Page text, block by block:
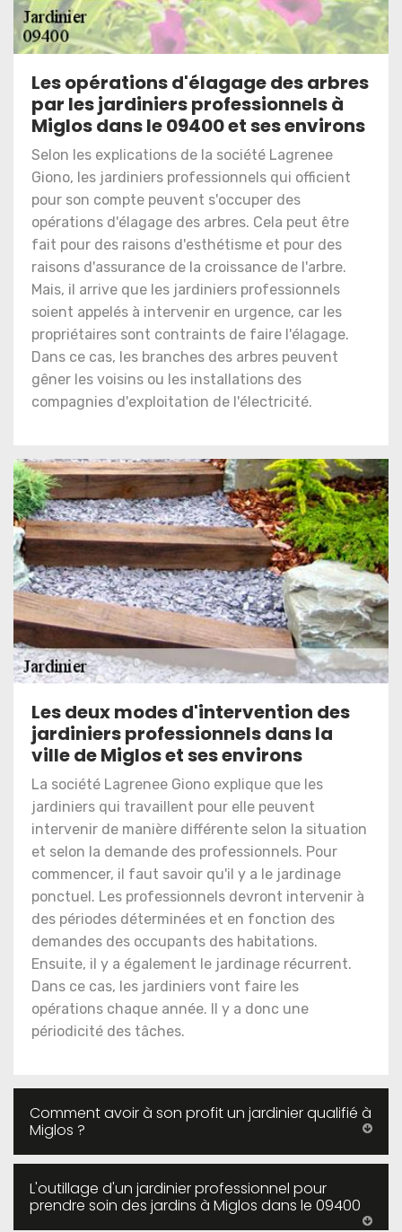
Les opérations d'élagage des arbres
par les jardiniers professionnels à
Miglos dans le 09400 et ses environs
Selon les explications de la société Lagrenee
Giono, les jardiniers professionnels qui officient
pour son compte peuvent s'occuper des
opérations d'élagage des arbres. Cela peut être
fait pour des raisons d'esthétisme et pour des
raisons d'assurance de la croissance de l'arbre.
Mais, il arrive que les jardiniers professionnels
soient appelés à intervenir en urgence, car les
propriétaires sont contraints de faire l'élagage.
Dans ce cas, les branches des arbres peuvent
gêner les voisins ou les installations des
compagnies d'exploitation de l'électricité.
Les deux modes d'intervention des
jardiniers professionnels dans la
ville de Miglos et ses environs
La société Lagrenee Giono explique que les
jardiniers qui travaillent pour elle peuvent
intervenir de manière différente selon la situation
et selon la demande des professionnels. Pour
commencer, il faut savoir qu'il y a le jardinage
ponctuel. Les professionnels devront intervenir à
des périodes déterminées et en fonction des
demandes des occupants des habitations.
Ensuite, il y a également le jardinage récurrent.
Dans ce cas, les jardiniers vont faire les
opérations chaque année. Il y a donc une
périodicité des tâches.
Comment avoir à son profit un jardinier qualifié à
Miglos ?
L'outillage d'un jardinier professionnel pour
prendre soin des jardins à Miglos dans le 09400